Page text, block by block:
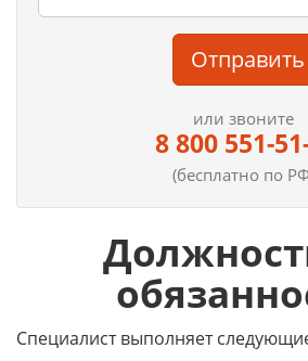
Отправить
или звоните
8 800 551-
(бесплатно по
Специалист выполняет